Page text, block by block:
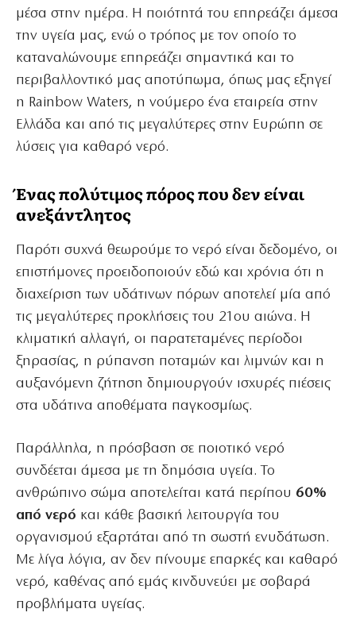
μέσα στην ημέρα. Η ποιότητά του επηρεάζει άμεσα
την υγεία μας, ενώ ο τρόπος με τον οποίο το
καταναλώνουμε επηρεάζει σημαντικά και το
περιβαλλοντικό μας αποτύπωμα, όπως μας εξηγεί
η Rainbow Waters, η νούμερο ένα εταιρεία στην
Ελλάδα και από τις μεγαλύτερες στην Ευρώπη σε
λύσεις για καθαρό νερό.
Ένας πολύτιμος πόρος που δεν είναι
ανεξάντλητος
Παρότι συχνά θεωρούμε το νερό είναι δεδομένο, οι
επιστήμονες προειδοποιούν εδώ και χρόνια ότι η
διαχείριση των υδάτινων πόρων αποτελεί μία από
τις μεγαλύτερες προκλήσεις του 21ου αιώνα. Η
κλιματική αλλαγή, οι παρατεταμένες περίοδοι
ξηρασίας, η ρύπανση ποταμών και λιμνών και η
αυξανόμενη ζήτηση δημιουργούν ισχυρές πιέσεις
στα υδάτινα αποθέματα παγκοσμίως.
Παράλληλα, η πρόσβαση σε ποιοτικό νερό
συνδέεται άμεσα με τη δημόσια υγεία. Το
ανθρώπινο σώμα αποτελείται κατά περίπου 60%
από νερό και κάθε βασική λειτουργία του
οργανισμού εξαρτάται από τη σωστή ενυδάτωση.
Με λίγα λόγια, αν δεν πίνουμε επαρκές και καθαρό
νερό, καθένας από εμάς κινδυνεύει με σοβαρά
προβλήματα υγείας.